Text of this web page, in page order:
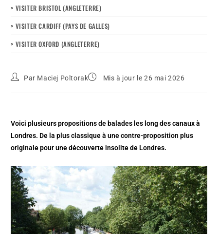
> VISITER BRISTOL (ANGLETERRE)
> VISITER CARDIFF (PAYS DE GALLES)
> VISITER OXFORD (ANGLETERRE)
Par Maciej Poltorak Mis à jour le 26 mai 2026
Voici plusieurs propositions de balades les long des canaux à
Londres. De la plus classique à une contre-proposition plus
originale pour une découverte insolite de Londres.